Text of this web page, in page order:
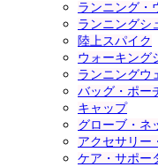
ランニング・
ランニングシ
陸上スパイク
ウォーキング
ランニングウ
バッグ・ポー
キャップ
グローブ・ネ
アクセサリー
ケア・サポー